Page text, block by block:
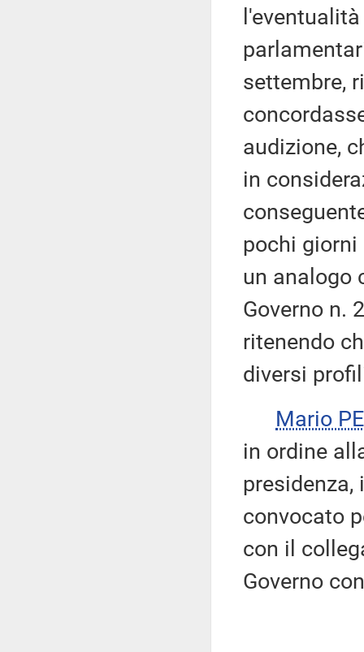
settembre,
audizione,
in
pochi
un analogo
Governo n.
ritenendo
diversi
Mario
in ordine
presidenza,
convocato
con il
Governo